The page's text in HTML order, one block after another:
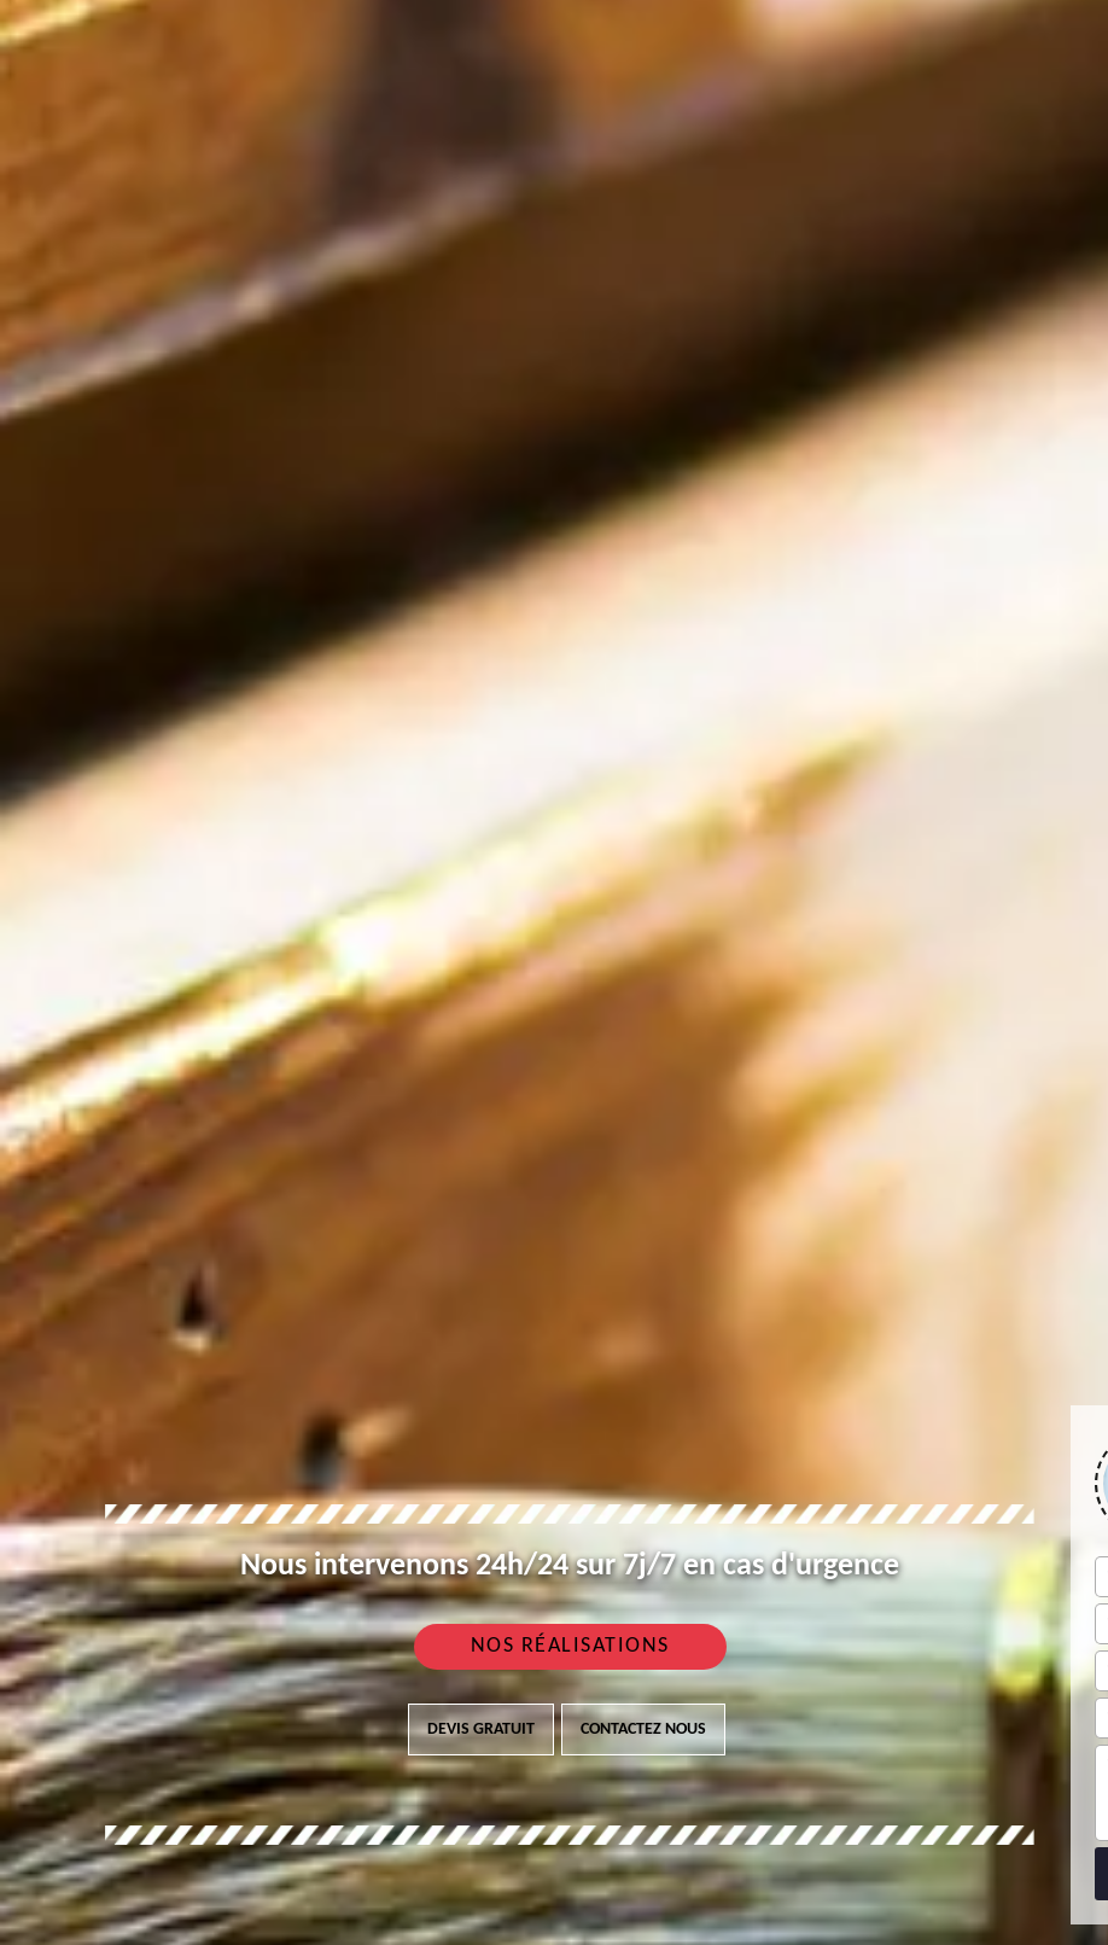
Nous intervenons 24h/24 sur 7j/7 en cas d'urgence
NOS RÉALISATIONS
DEVIS GRATUIT CONTACTEZ NOUS